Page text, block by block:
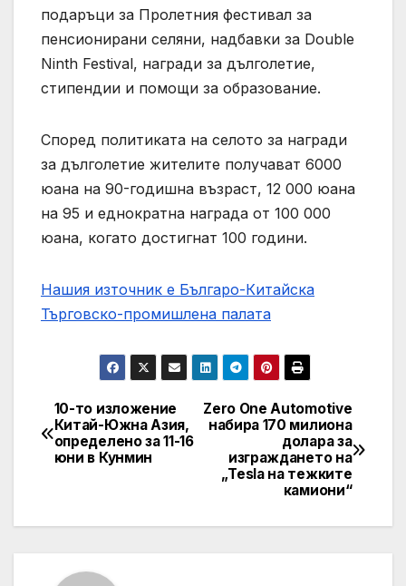
подаръци за Пролетния фестивал за
пенсионирани селяни, надбавки за Double
Ninth Festival, награди за дълголетие,
стипендии и помощи за образование.
Според политиката на селото за награди
за дълголетие жителите получават 6000
юана на 90-годишна възраст, 12 000 юана
на 95 и еднократна награда от 100 000
юана, когато достигнат 100 години.
Нашия източник е Българо-Китайска
Търговско-промишлена палaта
Post
navigation
Zero One Automotive
набира 170 милиона
долара за
изграждането на
„Tesla на тежките
камиони“
10-то изложение
Китай-Южна Азия,
определено за 11-16
юни в Кунмин